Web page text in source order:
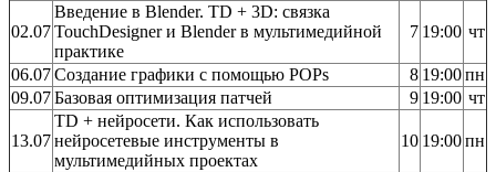
02.07
Введение в Blender. TD + 3D: связка
TouchDesigner и Blender в мультимедийной
практике
7 19:00 чт
06.07Создание графики с помощью POPs 8 19:00пн
09.07Базовая оптимизация патчей 9 19:00 чт
13.07
TD + нейросети. Как использовать
нейросетевые инструменты в
мультимедийных проектах
10 19:00пн